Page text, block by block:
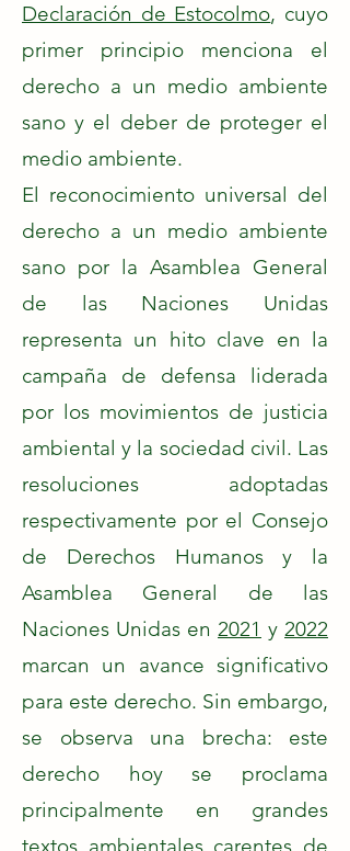
Declaración de Estocolmo, cuyo
primer principio menciona el
derecho a un medio ambiente
sano y el deber de proteger el
medio ambiente.
El reconocimiento universal del
derecho a un medio ambiente
sano por la Asamblea General
de las Naciones Unidas
representa un hito clave en la
campaña de defensa liderada
por los movimientos de justicia
ambiental y la sociedad civil. Las
resoluciones adoptadas
respectivamente por el Consejo
de Derechos Humanos y la
Asamblea General de las
Naciones Unidas en 2021 y 2022
marcan un avance significativo
para este derecho. Sin embargo,
se observa una brecha: este
derecho hoy se proclama
principalmente en grandes